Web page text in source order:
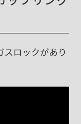
スロックがあり